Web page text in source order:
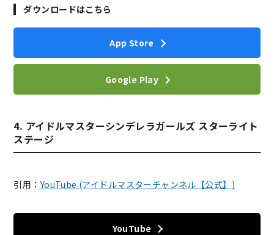
ダウンロードはこちら
App Store
Google Play
4. アイドルマスターシンデレラガールズ スターライト
ステージ
引用：YouTube (アイドルマスターチャンネル【公式】)
YouTube